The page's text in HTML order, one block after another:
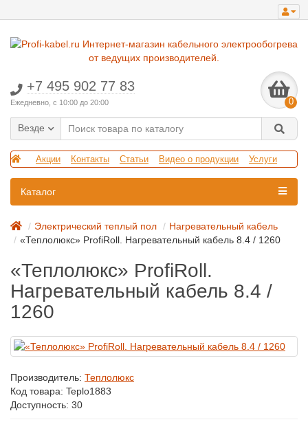
+7 495 902 77 83
Ежедневно, с 10:00 до 20:00 0
Везде
Акции Контакты Статьи Видео о продукции Услуги
Каталог
Электрический теплый пол
Нагревательный кабель
«Теплолюкс» ProfiRoll. Нагревательный кабель 8.4 / 1260
«Теплолюкс» ProfiRoll.
Нагревательный кабель 8.4 /
1260
Производитель: Теплолюкс
Код товара: Teplo1883
Доступность: 30